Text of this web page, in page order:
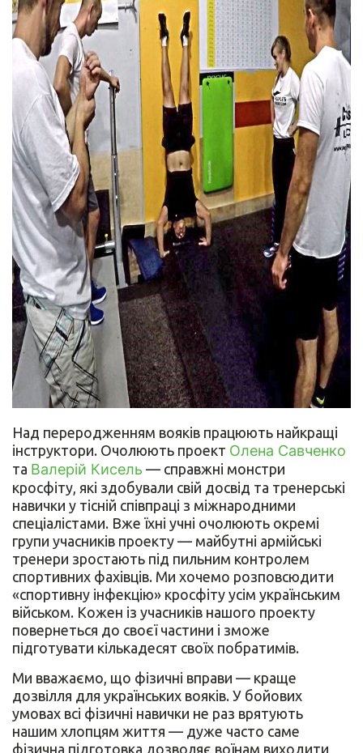
Над переродженням вояків працюють найкращі
інструктори. Очолюють проект Олена Савченко
та Валерій Кисель — справжні монстри
кросфіту, які здобували свій досвід та тренерські
навички у тісній співпраці з міжнародними
спеціалістами. Вже їхні учні очолюють окремі
групи учасників проекту — майбутні армійські
тренери зростають під пильним контролем
спортивних фахівців. Ми хочемо розповсюдити
«спортивну інфекцію» кросфіту усім українським
військом. Кожен із учасників нашого проекту
повернеться до своєї частини і зможе
підготувати кількадесят своїх побратимів.
Ми вважаємо, що фізичні вправи — краще
дозвілля для українських вояків. У бойових
умовах всі фізичні навички не раз врятують
нашим хлопцям життя — дуже часто саме
фізична підготовка дозволяє воїнам виходити